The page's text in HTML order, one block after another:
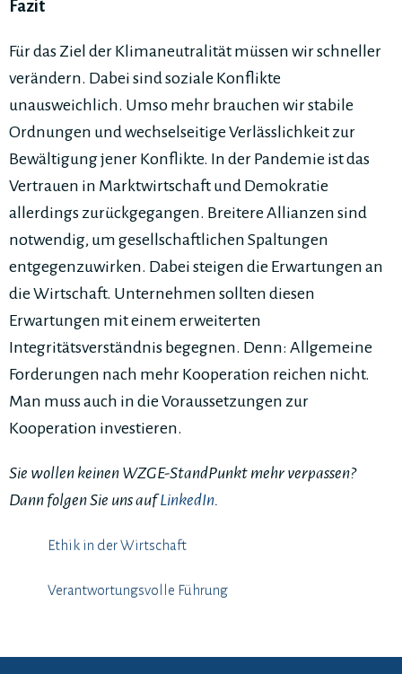
Fazit
Für das Ziel der Klimaneutralität müssen wir schneller
verändern. Dabei sind soziale Konflikte
unausweichlich. Umso mehr brauchen wir stabile
Ordnungen und wechselseitige Verlässlichkeit zur
Bewältigung jener Konflikte. In der Pandemie ist das
Vertrauen in Marktwirtschaft und Demokratie
allerdings zurückgegangen. Breitere Allianzen sind
notwendig, um gesellschaftlichen Spaltungen
entgegenzuwirken. Dabei steigen die Erwartungen an
die Wirtschaft. Unternehmen sollten diesen
Erwartungen mit einem erweiterten
Integritätsverständnis begegnen. Denn: Allgemeine
Forderungen nach mehr Kooperation reichen nicht.
Man muss auch in die Voraussetzungen zur
Kooperation investieren.
Sie wollen keinen WZGE-StandPunkt mehr verpassen?
Dann folgen Sie uns aufLinkedIn.
Ethik in der Wirtschaft
Verantwortungsvolle Führung